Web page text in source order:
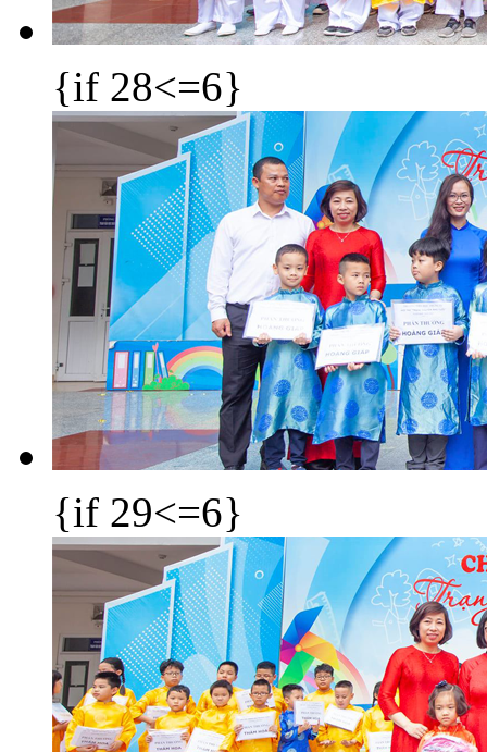
{if 28<=6}
{if 29<=6}